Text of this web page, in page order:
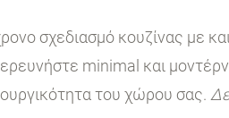
σχεδιασμό κουζίνας με
minimal και
του χώρου σας.